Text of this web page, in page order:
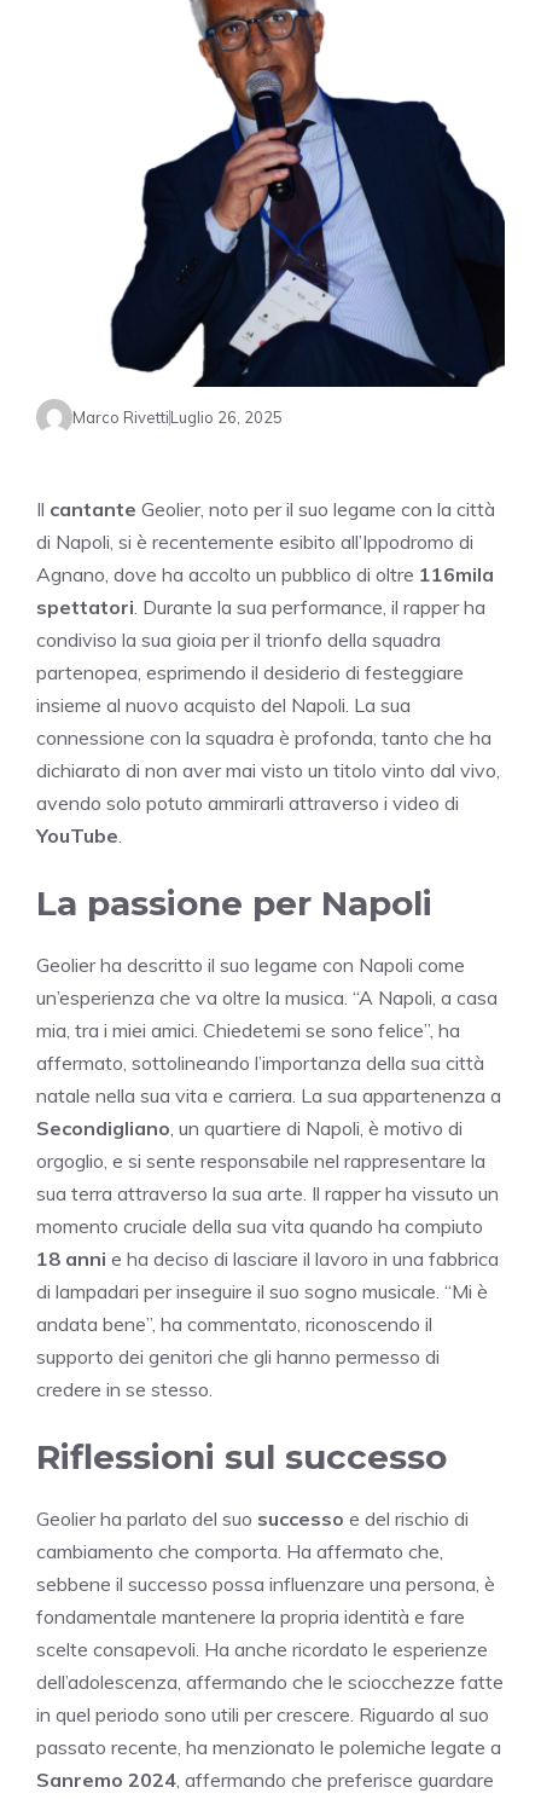
Marco RivettiLuglio 26, 2025
Il cantante Geolier, noto per il suo legame con la città
di Napoli, si è recentemente esibito all’Ippodromo di
Agnano, dove ha accolto un pubblico di oltre 116mila
spettatori. Durante la sua performance, il rapper ha
condiviso la sua gioia per il trionfo della squadra
partenopea, esprimendo il desiderio di festeggiare
insieme al nuovo acquisto del Napoli. La sua
connessione con la squadra è profonda, tanto che ha
dichiarato di non aver mai visto un titolo vinto dal vivo,
avendo solo potuto ammirarli attraverso i video di
YouTube.
La passione per Napoli
Geolier ha descritto il suo legame con Napoli come
un’esperienza che va oltre la musica. “A Napoli, a casa
mia, tra i miei amici. Chiedetemi se sono felice”, ha
affermato, sottolineando l’importanza della sua città
natale nella sua vita e carriera. La sua appartenenza a
Secondigliano, un quartiere di Napoli, è motivo di
orgoglio, e si sente responsabile nel rappresentare la
sua terra attraverso la sua arte. Il rapper ha vissuto un
momento cruciale della sua vita quando ha compiuto
18 anni e ha deciso di lasciare il lavoro in una fabbrica
di lampadari per inseguire il suo sogno musicale. “Mi è
andata bene”, ha commentato, riconoscendo il
supporto dei genitori che gli hanno permesso di
credere in se stesso.
Riflessioni sul successo
Geolier ha parlato del suo successo e del rischio di
cambiamento che comporta. Ha affermato che,
sebbene il successo possa influenzare una persona, è
fondamentale mantenere la propria identità e fare
scelte consapevoli. Ha anche ricordato le esperienze
dell’adolescenza, affermando che le sciocchezze fatte
in quel periodo sono utili per crescere. Riguardo al suo
passato recente, ha menzionato le polemiche legate a
Sanremo 2024, affermando che preferisce guardare